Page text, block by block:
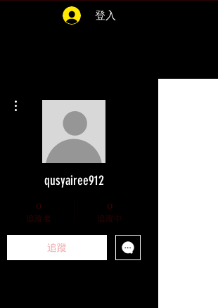
登入
qusyairee912
0
追蹤者
0
追蹤中
追蹤